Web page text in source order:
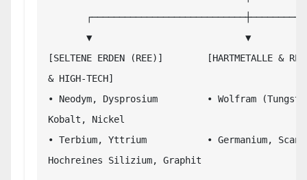
[SELTENE ERDEN (REE)]        [HARTMETALLE &
& HIGH-TECH]
• Neodym, Dysprosium         • Wolfram
Kobalt, Nickel
• Terbium, Yttrium           • Germanium,